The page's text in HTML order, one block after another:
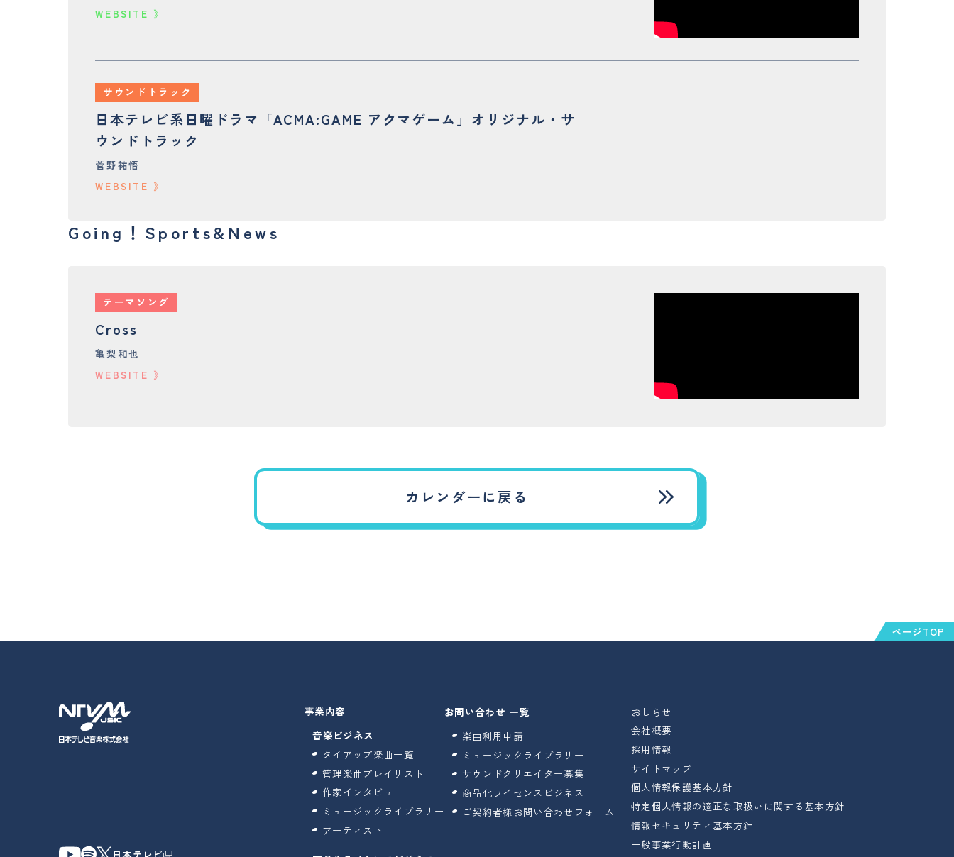
WEBSITE
サウンドトラック
日本テレビ系日曜ドラマ「ACMA:GAME アクマゲーム」オリジナル・サ
ウンドトラック
菅野祐悟
WEBSITE
Going！Sports&News
テーマソング
Cross
亀梨和也
WEBSITE
カレンダーに戻る
ページTOP
日本テレビ
事業内容
音楽ビジネス
タイアップ楽曲一覧
管理楽曲プレイリスト
作家インタビュー
ミュージックライブラリー
アーティスト
お問い合わせ 一覧
楽曲利用申請
ミュージックライブラリー
サウンドクリエイター募集
商品化ライセンスビジネス
ご契約者様お問い合わせフォーム
おしらせ
会社概要
採用情報
サイトマップ
個人情報保護基本方針
特定個人情報の適正な取扱いに関する基本方針
情報セキュリティ基本方針
一般事業行動計画